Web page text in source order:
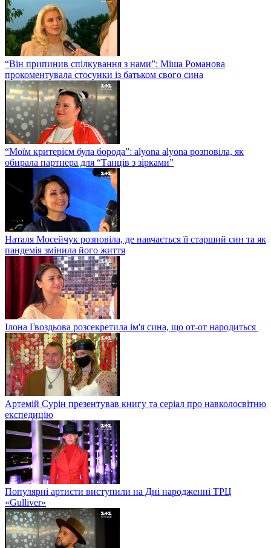
“Він припинив спілкування з нами”: Міша Романова
прокоментувала стосунки із батьком свого сина
“Моїм критерієм була борода”: alyona alyona розповіла, як
обирала партнера для “Танців з зірками”
Наталя Мосейчук розповіла, де навчається її старший син та як
пандемія змінила його життя
Ілона Гвоздьова розсекретила ім'я сина, що от-от народиться
Артемій Сурін презентував книгу та серіал про навколосвітню
експедицію
Популярні артисти виступили на Дні народженні ТРЦ
«Gulliver»